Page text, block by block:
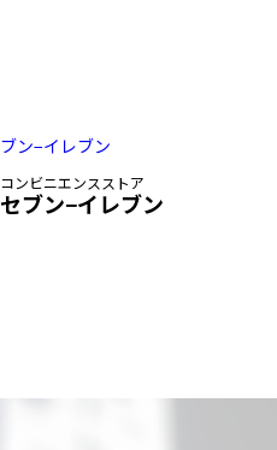
コンビニエンスストア
セブン−イレブン